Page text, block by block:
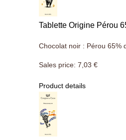
Tablette Origine Pérou
Chocolat noir : Pérou 65%
Sales price: 7,03 €
Product details